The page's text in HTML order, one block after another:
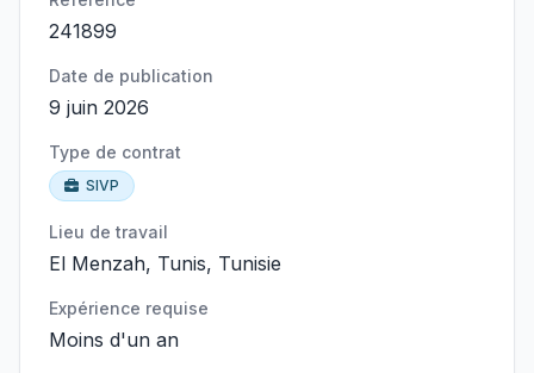
241899
Date de publication
9 juin 2026
Type de contrat
SIVP
Lieu de travail
El Menzah, Tunis, Tunisie
Expérience requise
Moins d'un an